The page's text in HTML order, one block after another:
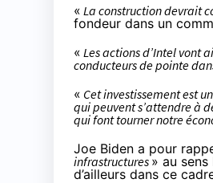
« La construction devrait
fondeur dans un
« Les actions d’Intel vont
conducteurs de pointe
« Cet investissement est
qui peuvent s’attendre à
qui font tourner notre
Joe Biden a pour
infrastructures» au
d’ailleurs dans ce